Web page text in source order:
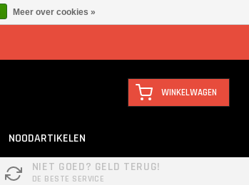
WINKELWAGEN
NOODARTIKELEN
NIET GOED? GELD TERUG!
DE BESTE SERVICE
Meer over cookies »